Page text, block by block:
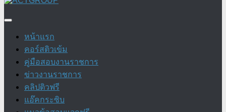
content
หน้าแรก
คอร์สติวเข้ม
คู่มือสอบงานราชการ
ข่าวงานราชการ
คลิปติวฟรี
แอ๊คกระซิบ